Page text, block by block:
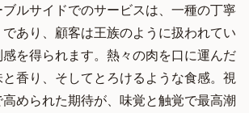
ルサイドでのサービスは、一種の丁寧
あり、顧客は王族のように扱われてい
を得られます。熱々の肉を口に運んだ
香り、そしてとろけるような食感。視
められた期待が、味覚と触覚で最高潮